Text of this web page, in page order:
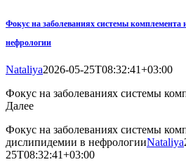
Фокус на заболеваниях системы комплемента
нефрологии
Nataliya2026-05-25T08:32:41+03:00
Фокус на заболеваниях системы
Далее
Фокус на заболеваниях системы
дислипидемии в нефрологииNataliya
25T08:32:41+03:00